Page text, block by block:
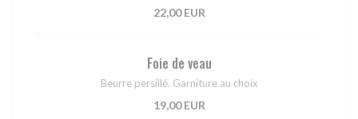
22,00 EUR
Foie de veau
Beurre persillé. Garniture au choix
19,00 EUR